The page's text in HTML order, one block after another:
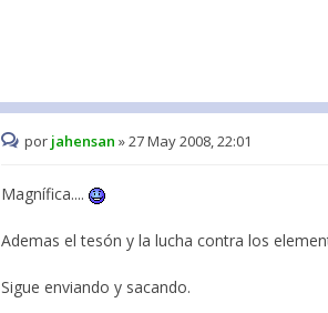
por jahensan »27 May 2008, 22:01
Magnífica....
Ademas el tesón y la lucha contra los
Sigue enviando y sacando.